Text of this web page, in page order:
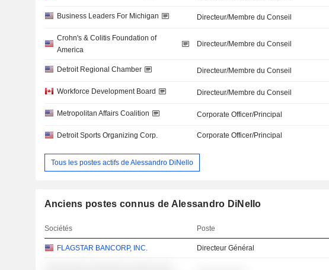
Business Leaders For Michigan Directeur/Membre du Conseil
Crohn's & Colitis Foundation of
America
Directeur/Membre du Conseil
Detroit Regional Chamber Directeur/Membre du Conseil
Workforce Development Board Directeur/Membre du Conseil
Metropolitan Affairs Coalition Corporate Officer/Principal
Detroit Sports Organizing Corp. Corporate Officer/Principal
Tous les postes actifs de Alessandro DiNello
Anciens postes connus de Alessandro DiNello
Sociétés Poste
FLAGSTAR BANCORP, INC. Directeur Général